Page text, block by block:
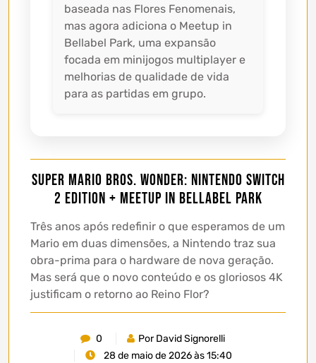
baseada nas Flores Fenomenais,
mas agora adiciona o Meetup in
Bellabel Park, uma expansão
focada em minijogos multiplayer e
melhorias de qualidade de vida
para as partidas em grupo.
Super Mario Bros. Wonder: Nintendo Switch
2 Edition + Meetup in Bellabel Park
Três anos após redefinir o que esperamos de um
Mario em duas dimensões, a Nintendo traz sua
obra-prima para o hardware de nova geração.
Mas será que o novo conteúdo e os gloriosos 4K
justificam o retorno ao Reino Flor?
0
Por David Signorelli
28 de maio de 2026 às 15:40